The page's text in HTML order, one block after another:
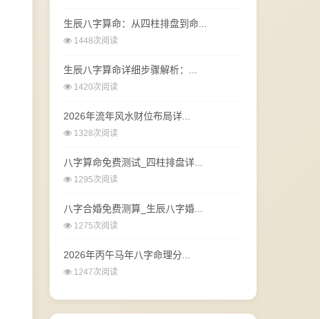
生辰八字算命：从四柱排盘到命...
1448次阅读
生辰八字算命详细步骤解析：...
1420次阅读
2026年流年风水财位布局详...
1328次阅读
八字算命免费测试_四柱排盘详...
1295次阅读
八字合婚免费测算_生辰八字婚...
1275次阅读
2026年丙午马年八字命理分...
1247次阅读